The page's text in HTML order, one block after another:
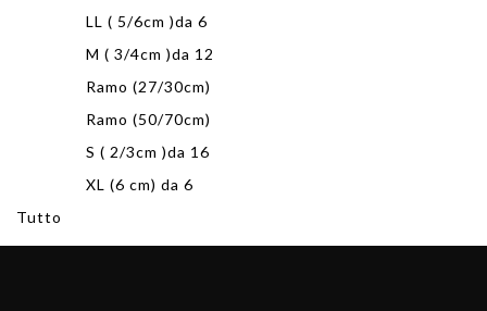
LL ( 5/6cm )da 6
M ( 3/4cm )da 12
Ramo (27/30cm)
Ramo (50/70cm)
S ( 2/3cm )da 16
XL (6 cm) da 6
Tutto